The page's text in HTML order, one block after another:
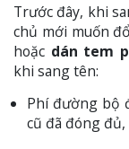
Trước đây, khi
chủ mới muốn
hoặc dán tem
khi sang tên:
Phí đường bộ
cũ đã đóng